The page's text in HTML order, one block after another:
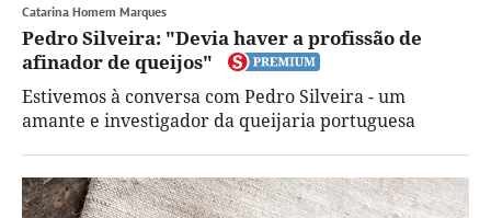
Catarina Homem Marques
Pedro Silveira: "Devia haver a profissão de
afinador de queijos"
Estivemos à conversa com Pedro Silveira - um
amante e investigador da queijaria portuguesa